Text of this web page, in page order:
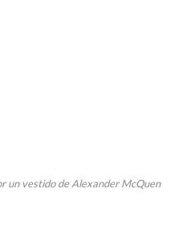
un vestido de Alexander McQuen